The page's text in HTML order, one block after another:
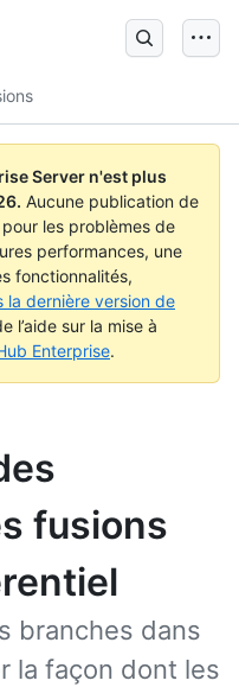
Server n'est plus
. Aucune publication de
les problèmes de
performances, une
fonctionnalités,
la dernière version de
l’aide sur la mise à
Enterprise.
fusions
branches dans
la façon dont les